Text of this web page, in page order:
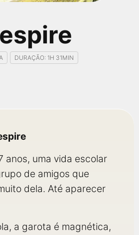
DURAÇÃO: 1H 31MIN
anos, uma vida escolar
de amigos que
dela. Até aparecer
a garota é magnética,